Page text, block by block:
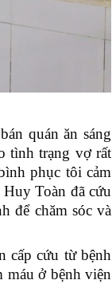
quán ăn sáng
tình trạng vợ rất
phục tôi cảm
Toàn đã cứu
để chăm sóc và
cấp cứu từ bệnh
máu ở bệnh viện